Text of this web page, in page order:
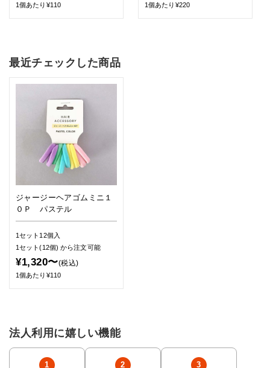
1個あたり¥110 1個あたり¥220
最近チェックした商品
ジャージーヘアゴムミニ１
０Ｐ パステル
1セット12個入
1セット(12個)から注文可能
¥1,320〜(税込)
1個あたり¥110
法人利用に嬉しい機能